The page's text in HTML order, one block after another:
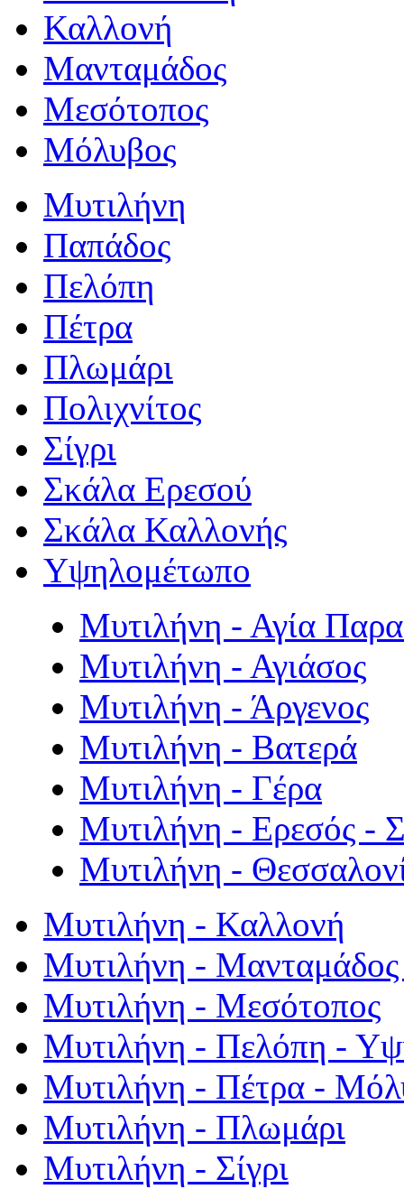
Καλλονή
Μανταμάδος
Μεσότοπος
Μόλυβος
Μυτιλήνη
Παπάδος
Πελόπη
Πέτρα
Πλωμάρι
Πολιχνίτος
Σίγρι
Σκάλα Ερεσού
Σκάλα Καλλονής
Υψηλομέτωπο
Μυτιλήνη - Αγία
Μυτιλήνη - Αγιάσος
Μυτιλήνη - Άργενος
Μυτιλήνη - Βατερά
Μυτιλήνη - Γέρα
Μυτιλήνη - Ερεσός -
Μυτιλήνη -
Μυτιλήνη - Καλλονή
Μυτιλήνη - Μανταμάδος
Μυτιλήνη - Μεσότοπος
Μυτιλήνη - Πελόπη -
Μυτιλήνη - Πέτρα -
Μυτιλήνη - Πλωμάρι
Μυτιλήνη - Σίγρι